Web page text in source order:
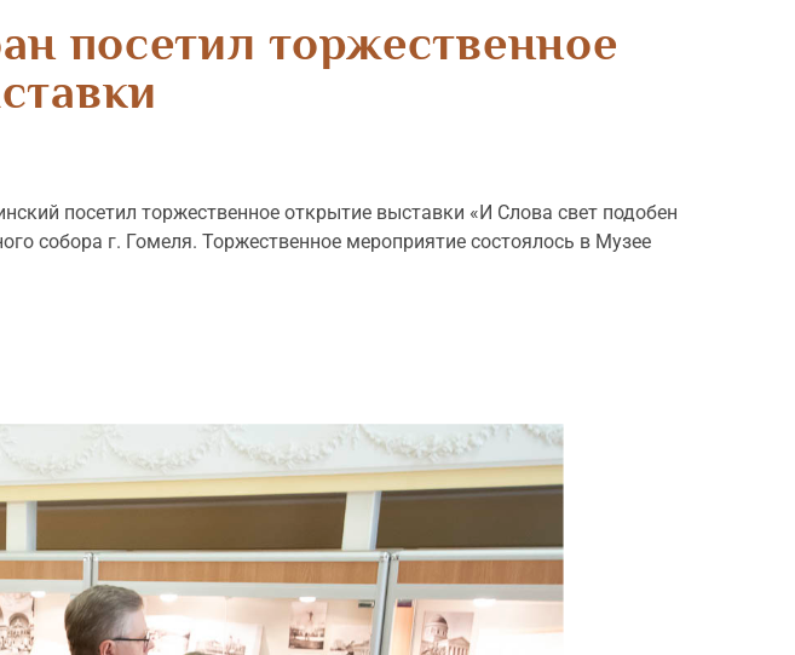
посетил торжественное
посетил торжественное открытие выставки «И Слова свет подобен
собора г. Гомеля. Торжественное мероприятие состоялось в Музее